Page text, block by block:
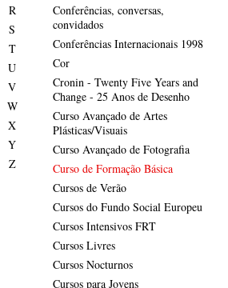
R
S
T
U
V
W
X
Y
Z
Conferências, conversas,
convidados
Conferências Internacionais 1998
Cor
Cronin - Twenty Five Years and
Change - 25 Anos de Desenho
Curso Avançado de Artes
Plásticas/Visuais
Curso Avançado de Fotografia
Curso de Formação Básica
Cursos de Verão
Cursos do Fundo Social Europeu
Cursos Intensivos FRT
Cursos Livres
Cursos Nocturnos
Cursos para Jovens